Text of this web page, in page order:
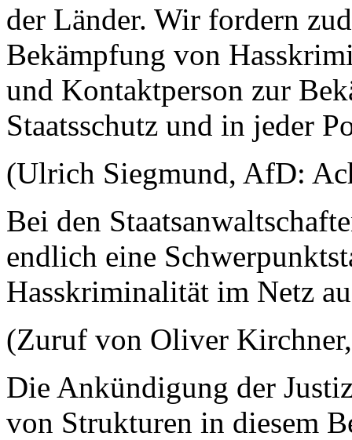
der Länder. Wir fordern
Bekämpfung von
und Kontaktperson zur
Staatsschutz und in jeder
(Ulrich Siegmund, AfD:
Bei den
endlich eine
Hasskriminalität im Netz
(Zuruf von Oliver
Die Ankündigung der
von Strukturen in diesem